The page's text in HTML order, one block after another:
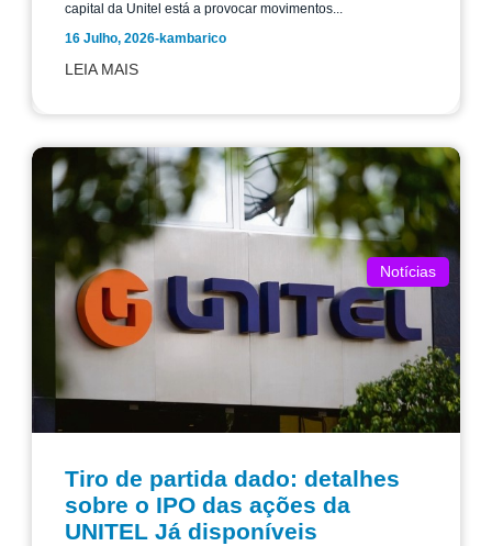
capital da Unitel está a provocar movimentos...
16 Julho, 2026-kambarico
LEIA MAIS
Notícias
Tiro de partida dado: detalhes
sobre o IPO das ações da
UNITEL Já disponíveis